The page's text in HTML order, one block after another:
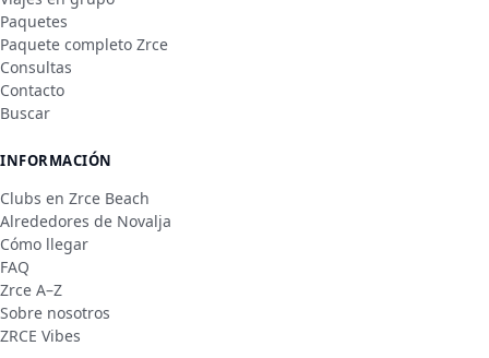
Paquetes
Paquete completo Zrce
Consultas
Contacto
Buscar
INFORMACIÓN
Clubs en Zrce Beach
Alrededores de Novalja
Cómo llegar
FAQ
Zrce A–Z
Sobre nosotros
ZRCE Vibes